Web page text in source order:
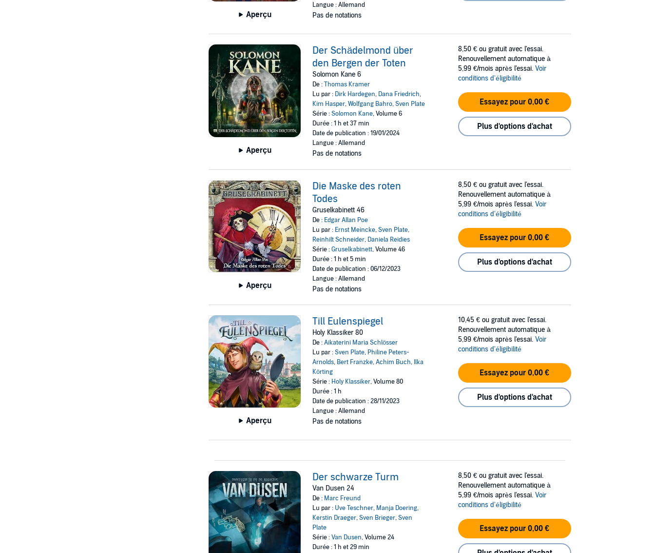
Aperçu
Langue : Allemand
Pas de notations
Aperçu
Der Schädelmond über
den Bergen der Toten
Solomon Kane 6
De :Thomas Kramer
Lu par : Dirk Hardegen, Dana Friedrich,
Kim Hasper,Wolfgang Bahro,Sven Plate
Série :Solomon Kane, Volume 6
Durée : 1 h et 37 min
Date de publication : 19/01/2024
Langue : Allemand
Pas de notations
8,50 € ou gratuit avec l'essai.
Renouvellement automatique à
5,99 €/mois après l'essai. Voir
conditions d'éligibilité
Essayez pour 0,00 €
Plus d'options d'achat
Aperçu
Die Maske des roten
Todes
Gruselkabinett 46
De : Edgar Allan Poe
Lu par : Ernst Meincke,Sven Plate,
Reinhilt Schneider, Daniela Reidies
Série :Gruselkabinett, Volume 46
Durée : 1 h et 5 min
Date de publication : 06/12/2023
Langue : Allemand
Pas de notations
8,50 € ou gratuit avec l'essai.
Renouvellement automatique à
5,99 €/mois après l'essai. Voir
conditions d'éligibilité
Essayez pour 0,00 €
Plus d'options d'achat
Aperçu
Till Eulenspiegel
Holy Klassiker 80
De :Aikaterini Maria Schlösser
Lu par :Sven Plate, Philine Peters-
Arnolds, Bert Franzke,Achim Buch, Ilka
Körting
Série : Holy Klassiker, Volume 80
Durée : 1 h
Date de publication : 28/11/2023
Langue : Allemand
Pas de notations
10,45 € ou gratuit avec l'essai.
Renouvellement automatique à
5,99 €/mois après l'essai. Voir
conditions d'éligibilité
Essayez pour 0,00 €
Plus d'options d'achat
Der schwarze Turm
Van Dusen 24
De : Marc Freund
Lu par : Uve Teschner, Manja Doering,
Kerstin Draeger,Sven Brieger,Sven
Plate
Série :Van Dusen, Volume 24
Durée : 1 h et 29 min
8,50 € ou gratuit avec l'essai.
Renouvellement automatique à
5,99 €/mois après l'essai. Voir
conditions d'éligibilité
Essayez pour 0,00 €